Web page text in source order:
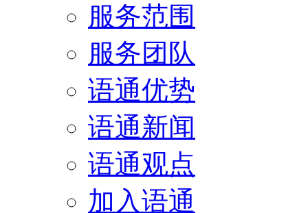
服务范围
服务团队
语通优势
语通新闻
语通观点
加入语通